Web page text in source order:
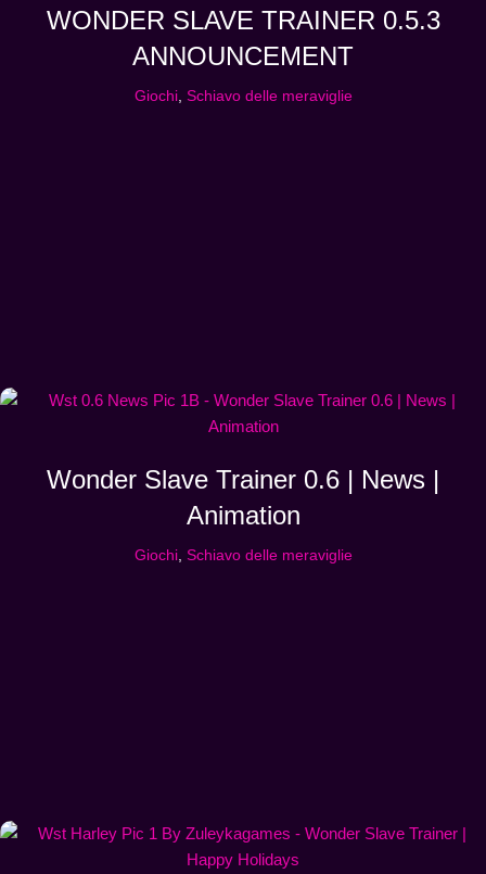
WONDER SLAVE TRAINER 0.5.3
ANNOUNCEMENT
Giochi, Schiavo delle meraviglie
Wonder Slave Trainer 0.6 | News |
Animation
Giochi, Schiavo delle meraviglie